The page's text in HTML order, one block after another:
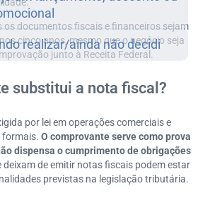
os documentos fiscais e financeiros sejam
cinco anos, mesmo que o negócio seja
junto à Receita Federal.
substitui a nota fiscal?
por lei em operações comerciais e
formais. O comprovante serve como prova
dispensa o cumprimento de obrigações
deixam de emitir notas fiscais podem estar
previstas na legislação tributária.